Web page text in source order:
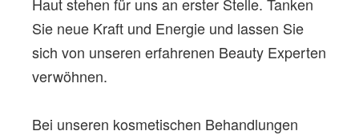
Sie neue Kraft und Energie und lassen Sie
sich von unseren erfahrenen Beauty Experten
verwöhnen.
Bei unseren kosmetischen Behandlungen